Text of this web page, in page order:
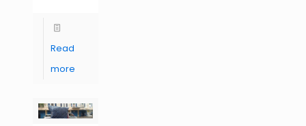
Read
more